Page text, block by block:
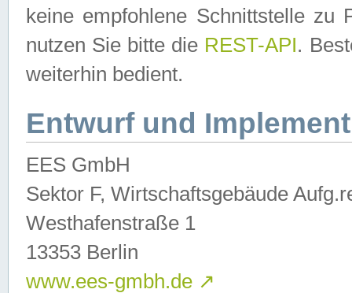
keine empfohlene Schnittstelle zu
nutzen Sie bitte die REST-API.
weiterhin bedient.
Entwurf und
EES GmbH
Sektor F, Wirtschaftsgebäude
Westhafenstraße 1
13353 Berlin
www.ees-gmbh.de ↗